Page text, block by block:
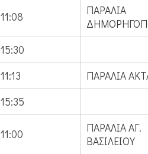
11:08
ΠΑΡΑΛΙΑ
15:30
11:13
ΠΑΡΑΛΙΑ
15:35
11:00
ΠΑΡΑΛΙΑ ΑΓ.
ΒΑΣΙΛΕΙΟΥ